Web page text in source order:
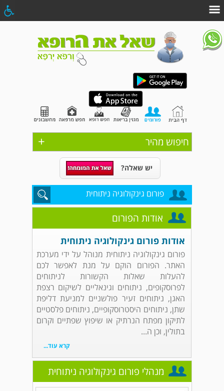
+ חיפוש מהיר
יש שאלה?
פורום גינקולוגיה ניתוחית
אודות הפורום
אודות פורום גינקולוגיה ניתוחית
פורום גינקולוגיה ניתוחית מנוהל על ידי מערכת
האתר. הפורום הוקם על מנת לאפשר לכם
להעלות שאלות הקשורות לניתוחים
לפרוסקופים, ניתוחים וגינאליים לשיקום רצפת
האגן, ניתוחים זעיר פולשניים למניעת דליפת
שתן, ניתוחים היסטרוסקופיים, ניתוחים פלסטיים
לתיקון מפתח הנרתיק או שיפוץ שפתיים וקרום
בתולין, וכן ה...
קרא עוד...
מנהלי פורום גינקולוגיה ניתוחית